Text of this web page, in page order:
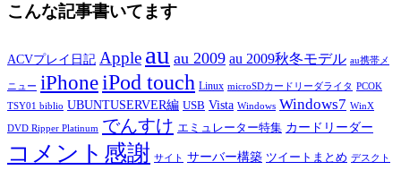
こんな記事書いてます
ACVプレイ日記 Apple au au 2009 au 2009秋冬モデル au携帯メ
ニュー iPhoneiPod touch Linux microSDカードリーダライタ PCOK
TSY01 biblio UBUNTUSERVER編 USB Vista Windows Windows7 WinX
DVD Ripper Platinum でんすけ エミュレーター特集 カードリーダー
コメント感謝 サイト サーバー構築 ツイートまとめ デスクト